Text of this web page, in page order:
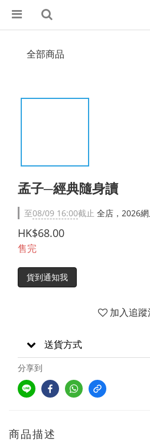
全部商品
孟子─經典隨身讀
至08/09 16:00截止 全店，2026
HK$68.00
售完
貨到通知我
加入追
送貨方式
分享到
商品描述